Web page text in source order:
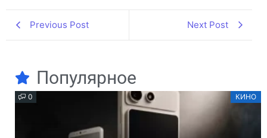
Previous Post Next Post
Популярное
0 КИНО